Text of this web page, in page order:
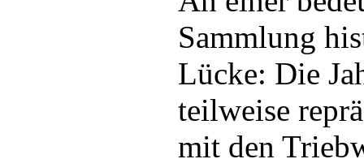
Sammlung
Lücke: Die
teilweise
mit den